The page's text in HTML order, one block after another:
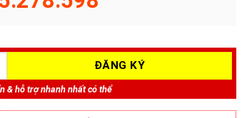
& hỗ trợ nhanh nhất có thể